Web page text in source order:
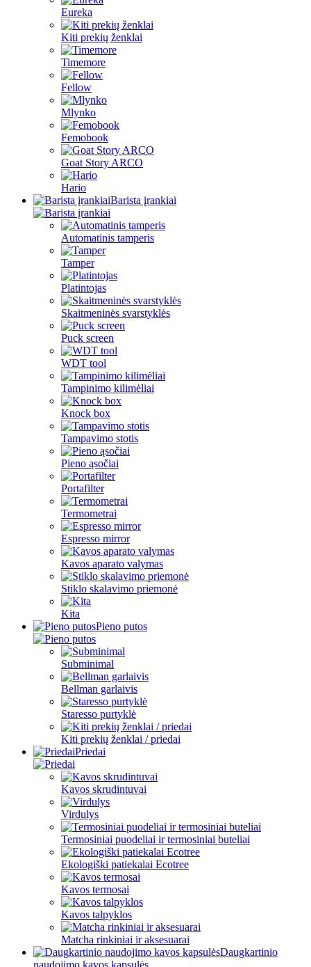
Eureka
Kiti prekių ženklai
Timemore
Fellow
Mlynko
Femobook
Goat Story ARCO
Hario
Barista įrankiai
Automatinis tamperis
Tamper
Platintojas
Skaitmeninės svarstyklės
Puck screen
WDT tool
Tampinimo kilimėliai
Knock box
Tampavimo stotis
Pieno ąsočiai
Portafilter
Termometrai
Espresso mirror
Kavos aparato valymas
Stiklo skalavimo priemonė
Kita
Pieno putos
Subminimal
Bellman garlaivis
Staresso purtyklė
Kiti prekių ženklai / priedai
Priedai
Kavos skrudintuvai
Virdulys
Termosiniai puodeliai ir termosiniai buteliai
Ekologiški patiekalai Ecotree
Kavos termosai
Kavos talpyklos
Matcha rinkiniai ir aksesuarai
Daugkartinio
naudojimo kavos kapsulės